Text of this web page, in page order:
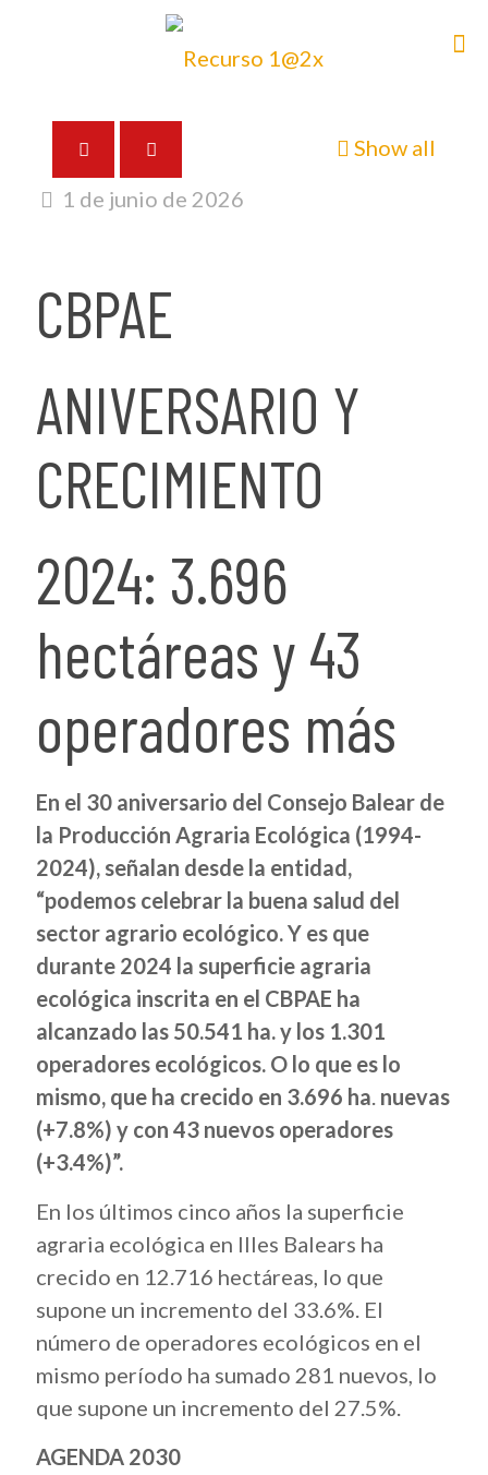
Show all
1 de junio de 2026
CBPAE
ANIVERSARIO Y
CRECIMIENTO
2024: 3.696
hectáreas y 43
operadores más
En el 30 aniversario del Consejo Balear de
la Producción Agraria Ecológica (1994-
2024), señalan desde la entidad,
“podemos celebrar la buena salud del
sector agrario ecológico. Y es que
durante 2024 la superficie agraria
ecológica inscrita en el CBPAE ha
alcanzado las 50.541 ha.y los 1.301
operadores ecológicos. O lo que es lo
mismo, que ha crecido en 3.696 ha. nuevas
(+7.8%) y con 43 nuevos operadores
(+3.4%)”.
En los últimos cinco años la superficie
agraria ecológica en Illes Balears ha
crecido en 12.716 hectáreas, lo que
supone un incremento del 33.6%. El
número de operadores ecológicos en el
mismo período ha sumado 281 nuevos, lo
que supone un incremento del 27.5%.
AGENDA 2030